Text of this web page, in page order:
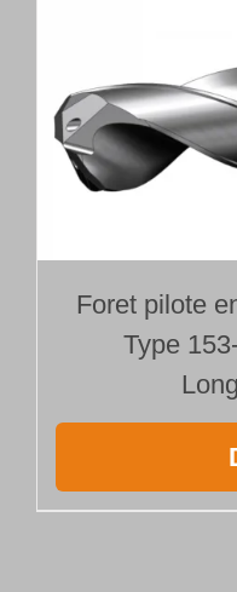
Foret pilote
Type